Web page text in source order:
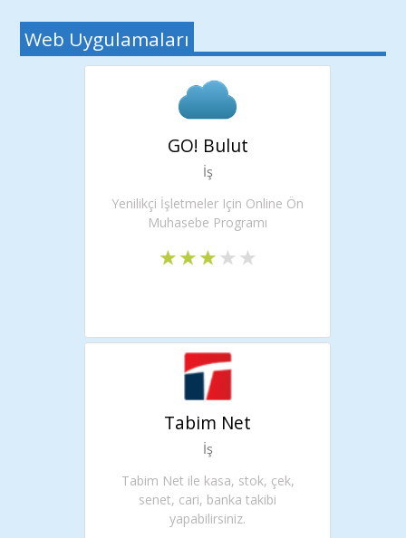
Web Uygulamaları
GO! Bulut
İş
Yenilikçi İşletmeler Için Online Ön
Muhasebe Programı
Tabim Net
İş
Tabim Net ile kasa, stok, çek,
senet, cari, banka takibi
yapabilirsiniz.